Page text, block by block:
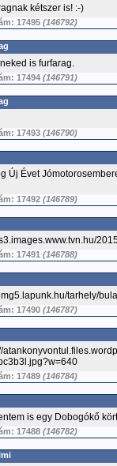
kétszer is! :-)
17495 (146792)
is furfarag.
17494 (146791)
17493 (146790)
Új Évet
17492 (146789)
17491 (146788)
tarhely/
17490 (146787)
17489 (146784)
is egy Dobogókő
17488 (146782)